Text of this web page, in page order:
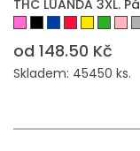
THC LUANDA 3XL.
od 148.50 Kč
Skladem: 45450 ks.